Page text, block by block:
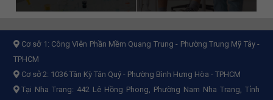
Cơ sở 1: Công Viên Phần Mềm Quang Trung - Phường Trung Mỹ Tây -
TPHCM
Cơ sở 2: 1036 Tân Kỳ Tân Quý - Phường Bình Hưng Hòa - TPHCM
Tại Nha Trang: 442 Lê Hồng Phong, Phường Nam Nha Trang, Tỉnh